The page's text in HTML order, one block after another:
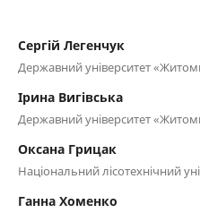
Сергій Легенчук
Державний університет
Ірина Вигівська
Державний університет
Оксана Грицак
Національний лісотехнічний
Ганна Хоменко